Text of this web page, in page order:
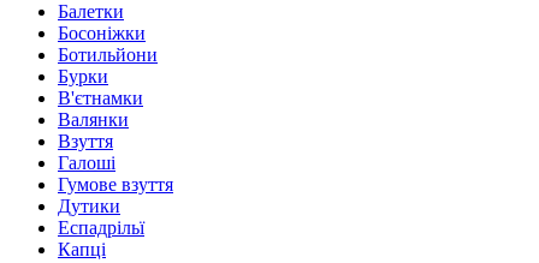
Балетки
Босоніжки
Ботильйони
Бурки
В'єтнамки
Валянки
Взуття
Галоші
Гумове взуття
Дутики
Еспадрільї
Капці